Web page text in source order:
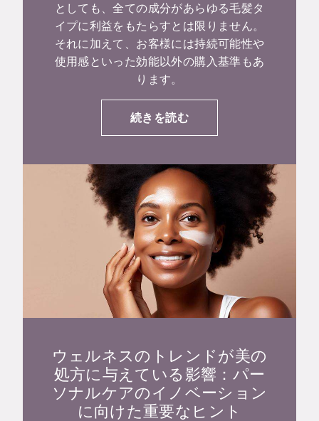
としても、全ての成分があらゆる毛髪タ
イプに利益をもたらすとは限りません。
それに加えて、お客様には持続可能性や
使用感といった効能以外の購入基準もあ
ります。
続きを読む
ウェルネスのトレンドが美の
処方に与えている影響：パー
ソナルケアのイノベーション
に向けた重要なヒント